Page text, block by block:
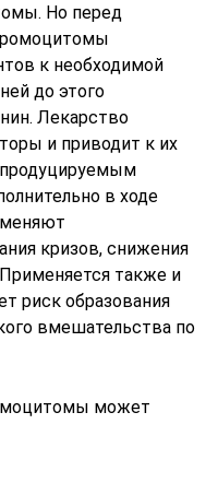
Но перед
к необходимой
до этого
Лекарство
и приводит к их
продуцируемым
в ходе
кризов, снижения
также и
риск образования
вмешательства по
может